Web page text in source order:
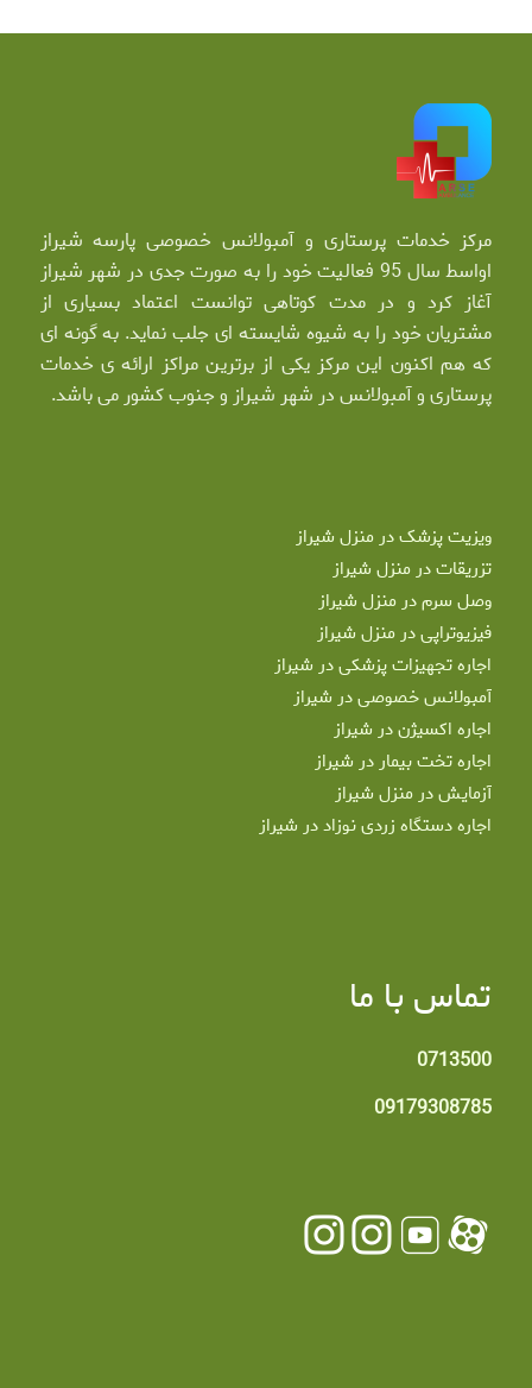
مرکز خدمات پرستاری و آمبولانس خصوصی پارسه شیراز
اواسط سال 95 فعالیت خود را به صورت جدی در شهر شیراز
آغاز کرد و در مدت کوتاهی توانست اعتماد بسیاری از
مشتریان خود را به شیوه شایسته ای جلب نماید. به گونه ای
که هم اکنون این مرکز یکی از برترین مراکز ارائه ی خدمات
پرستاری و آمبولانس در شهر شیراز و جنوب کشور می باشد.
ویزیت پزشک در منزل شیراز
تزریقات در منزل شیراز
وصل سرم در منزل شیراز
فیزیوتراپی در منزل شیراز
اجاره تجهیزات پزشکی در شیراز
آمبولانس خصوصی در شیراز
اجاره اکسیژن در شیراز
اجاره تخت بیمار در شیراز
آزمایش در منزل شیراز
اجاره دستگاه زردی نوزاد در شیراز
تماس با ما
0713500
09179308785